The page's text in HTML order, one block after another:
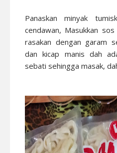
Panaskan minyak
cendawan, Masukkan
rasakan dengan garam
dan kicap manis dah
sebati sehingga masak,